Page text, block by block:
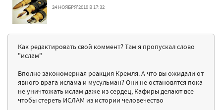
24 НОЯБРЯ'2019 В 17:32
Как редактировать свой коммент? Там я пропускал слово
"ислам"
Вполне закономерная реакция Кремля. А что вы ожидали от
явного врага ислама и мусульман? Они не остановятся пока
не уничтожать ислам даже из сердец, Кафиры делают все
чтобы стереть ИСЛАМ из истории человечество